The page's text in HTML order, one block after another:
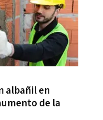
albañil en
de la